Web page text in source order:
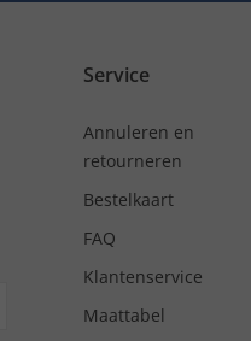
Service
Annuleren en
retourneren
Bestelkaart
FAQ
Klantenservice
Maattabel